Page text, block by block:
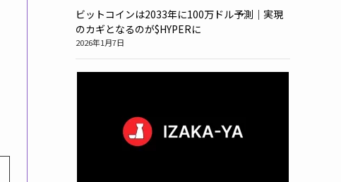
ビットコインは2033年に100万ドル予測｜実現
のカギとなるのが$HYPERに
2026年1月7日